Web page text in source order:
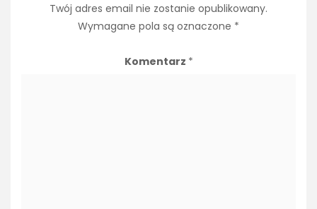
Twój adres email nie zostanie opublikowany.
Wymagane pola są oznaczone *
Komentarz *